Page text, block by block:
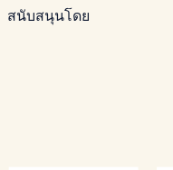
สนับสนุนโดย